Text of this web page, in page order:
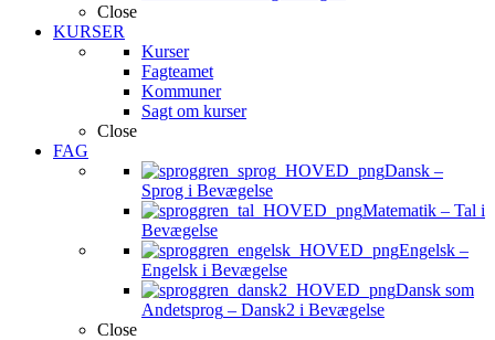
Close
KURSER
Kurser
Fagteamet
Kommuner
Sagt om kurser
Close
FAG
Dansk –
Sprog i Bevægelse
Matematik – Tal i
Bevægelse
Engelsk –
Engelsk i Bevægelse
Dansk som
Andetsprog – Dansk2 i Bevægelse
Close